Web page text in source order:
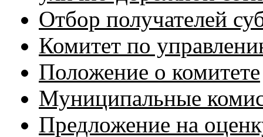
Отбор получателей
Комитет по
Положение о комитете
Муниципальные
Предложение на